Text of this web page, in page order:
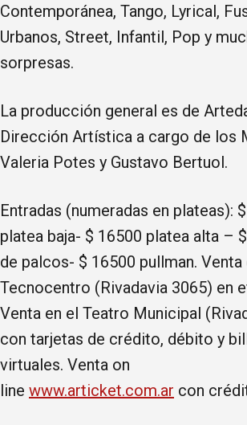
Contemporánea, Tango, Lyrical,
Urbanos, Street, Infantil, Pop y
sorpresas.
La producción general es de
Dirección Artística a cargo de los
Valeria Potes y Gustavo Bertuol.
Entradas (numeradas en plateas):
platea baja- $ 16500 platea alta –
de palcos- $ 16500 pullman. Venta
Tecnocentro (Rivadavia 3065) en
Venta en el Teatro Municipal
con tarjetas de crédito, débito y
virtuales. Venta on
line www.articket.com.ar con